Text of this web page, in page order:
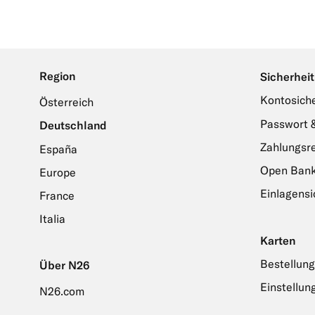
Region
Österreich
Deutschland
España
Europe
France
Italia
Über N26
N26.com
Sicherheit
Passwort
Open
Karten